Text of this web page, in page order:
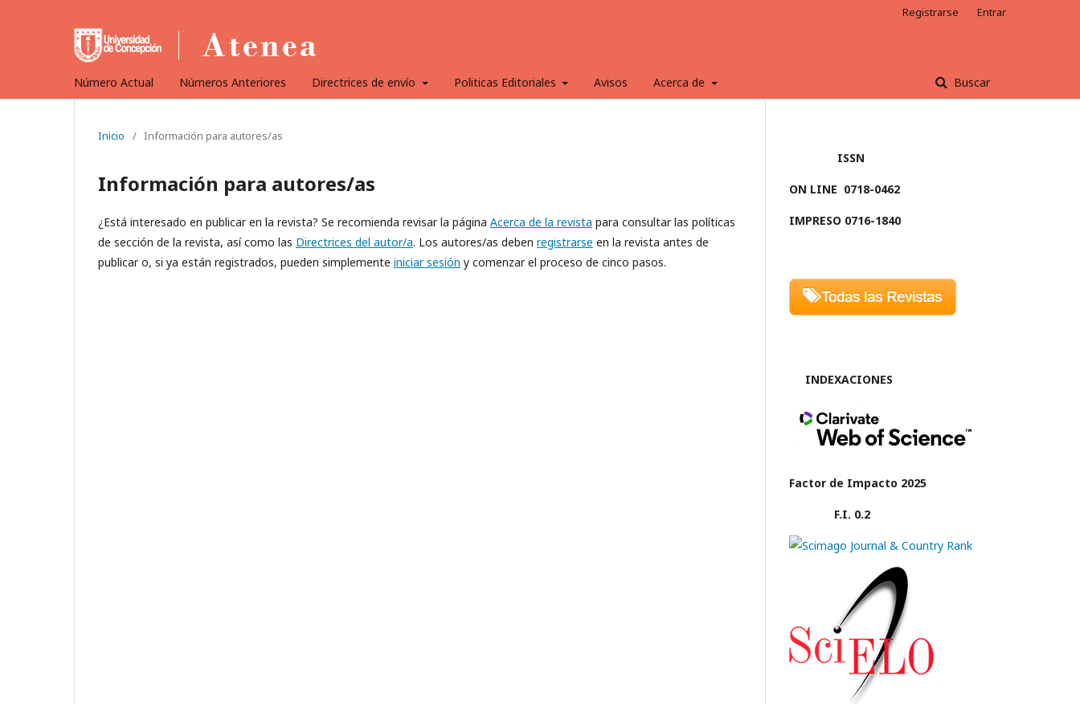
Número Actual Números Anteriores Directrices de envío Politicas Editoriales Avisos Acerca de Buscar
Registrarse Entrar
Inicio / Información para autores/as
Información para autores/as
¿Está interesado en publicar en la revista? Se recomienda revisar la página Acerca de la revista para consultar las políticas
de sección de la revista, así como las Directrices del autor/a. Los autores/as deben registrarse en la revista antes de
publicar o, si ya están registrados, pueden simplemente iniciar sesión y comenzar el proceso de cinco pasos.
ISSN
ON LINE 0718-0462
IMPRESO 0716-1840
INDEXACIONES
Factor de Impacto 2025
F.I. 0.2